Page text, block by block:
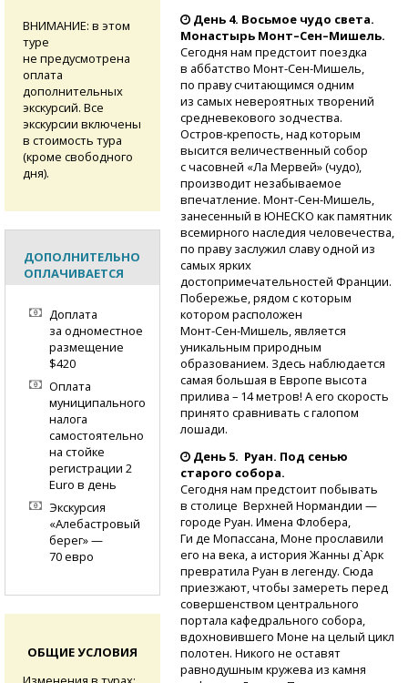
День 4. Восьмое чудо света.
Монастырь Монт–Сен–Мишель.
Сегодня нам предстоит поездка
в аббатство Монт-Сен-Мишель,
по праву считающимся одним
из самых невероятных творений
средневекового зодчества.
Остров-крепость, над которым
высится величественный собор
с часовней «Ла Мервей» (чудо),
производит незабываемое
впечатление. Монт-Сен-Мишель,
занесенный в ЮНЕСКО как памятник
всемирного наследия человечества,
по праву заслужил славу одной из
самых ярких
достопримечательностей Франции.
Побережье, рядом с которым
котором расположен
Монт-Сен-Мишель, является
уникальным природным
образованием. Здесь наблюдается
самая большая в Европе высота
прилива – 14 метров! А его скорость
принято сравнивать с галопом
лошади.
День 5. Руан. Под сенью
старого собора.
Сегодня нам предстоит побывать
в столице Верхней Нормандии —
городе Руан. Имена Флобера,
Ги де Мопассана, Моне прославили
его на века, а история Жанны д`Арк
превратила Руан в легенду. Сюда
приезжают, чтобы замереть перед
совершенством центрального
портала кафедрального собора,
вдохновившего Моне на целый цикл
полотен. Никого не оставят
равнодушным кружева из камня
ВНИМАНИЕ: в этом
туре
не предусмотрена
оплата
дополнительных
экскурсий. Все
экскурсии включены
в стоимость тура
(кроме свободного
дня).
ДОПОЛНИТЕЛЬНО
ОПЛАЧИВАЕТСЯ
Доплата
за одноместное
размещение
$420
Оплата
муниципального
налога
самостоятельно
на стойке
регистрации 2
Euro в день
Экскурсия
«Алебастровый
берег» —
70 евро
ОБЩИЕ УСЛОВИЯ